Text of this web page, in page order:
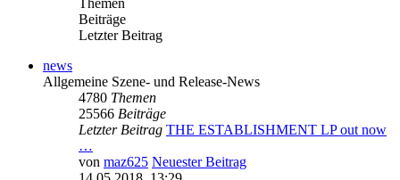
Beiträge
Letzter Beitrag
news
Allgemeine Szene- und Release-News
4780 Themen
25566 Beiträge
Letzter Beitrag THE ESTABLISHMENT LP out now
…
von maz625 Neuester Beitrag